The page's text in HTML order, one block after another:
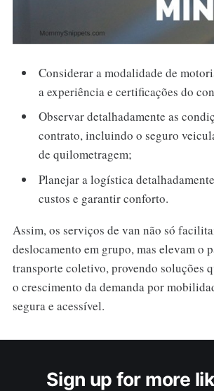
Considerar a modalidade de
a experiência e certificações do
Observar detalhadamente as
contrato, incluindo o seguro
de quilometragem;
Planejar a logística
custos e garantir conforto.
Assim, os serviços de van não só
deslocamento em grupo, mas elevam o
transporte coletivo, provendo soluções
o crescimento da demanda por
segura e acessível.
Sign up for more